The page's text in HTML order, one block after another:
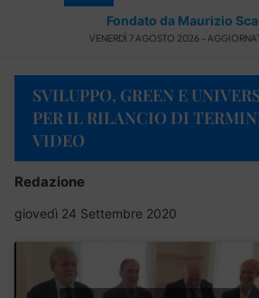
Fondato da Maurizio
VENERDÌ 7 AGOSTO 2026 -
SVILUPPO, GREEN E
PER IL RILANCIO DI
VIDEO
Redazione
giovedì 24 Settembre 2020